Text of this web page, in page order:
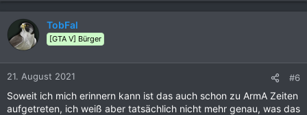
TobFal
[GTA V] Bürger
21. August 2021 #6
Soweit ich mich erinnern kann ist das auch schon zu ArmA Zeiten
aufgetreten, ich weiß aber tatsächlich nicht mehr genau, was das